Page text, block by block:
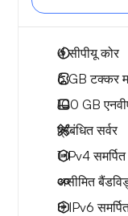
4सीपीयू कोर
6 GB टक्कर
100 GB
प्रबंधित सर्वर
1 IPv4
असीमित
8 IPv6